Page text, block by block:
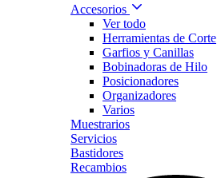
Accesorios
Ver todo
Herramientas de Corte
Garfios y Canillas
Bobinadoras de Hilo
Posicionadores
Organizadores
Varios
Muestrarios
Servicios
Bastidores
Recambios